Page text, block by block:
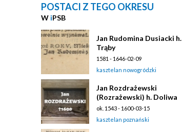
POSTACI Z TEGO OKRESU
W iPSB
Jan Rudomina Dusiacki h.
Trąby
1581 - 1646-02-09
kasztelan nowogródzki
Jan Rozdrażewski
(Rozrażewski) h. Doliwa
ok. 1543 - 1600-03-15
kasztelan poznański